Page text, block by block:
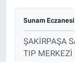
Sunam Eczanesi
ŞAKİRPAŞA
TIP MERKEZİ